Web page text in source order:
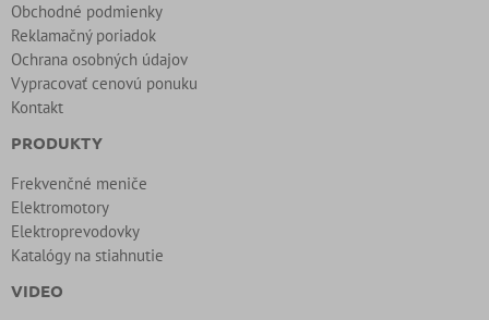
Obchodné podmienky
Reklamačný poriadok
Ochrana osobných údajov
Vypracovať cenovú ponuku
Kontakt
PRODUKTY
Frekvenčné meniče
Elektromotory
Elektroprevodovky
Katalógy na stiahnutie
VIDEO